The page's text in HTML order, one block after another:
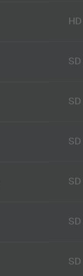
HD
SD
SD
SD
SD
SD
SD